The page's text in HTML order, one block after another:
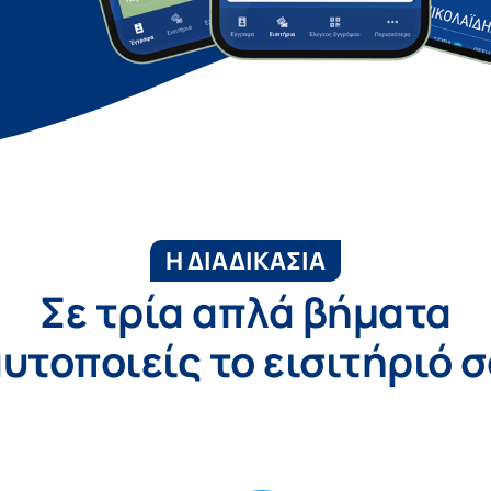
Η ΔΙΑΔΙΚΑΣΙΑ
Σε τρία απλά βήματα
το εισιτήριό